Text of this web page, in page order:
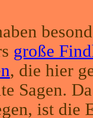
große
, die hier
Sagen.
ist die